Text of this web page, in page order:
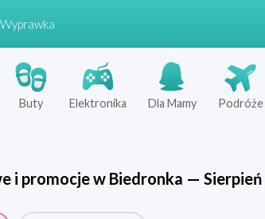
Wyprawka
Buty Elektronika Dla Mamy Podróże
i promocje w Biedronka — Sierpień